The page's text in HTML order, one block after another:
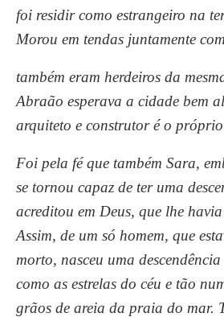
foi residir como estrangeiro na
Morou em tendas juntamente
também eram herdeiros da
Abraão esperava a cidade bem
arquiteto e construtor é o próprio
Foi pela fé que também Sara,
se tornou capaz de ter uma
acreditou em Deus, que lhe
Assim, de um só homem, que
morto, nasceu uma
como as estrelas do céu e tão
grãos de areia da praia do mar.